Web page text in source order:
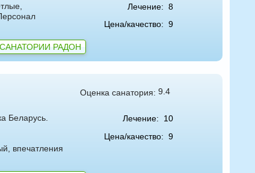
Лечение: 8
Цена/качество: 9
РАДОН
Оценка санатория: 9.4
Беларусь.
впечатления
Лечение:
10
Цена/качество: 9